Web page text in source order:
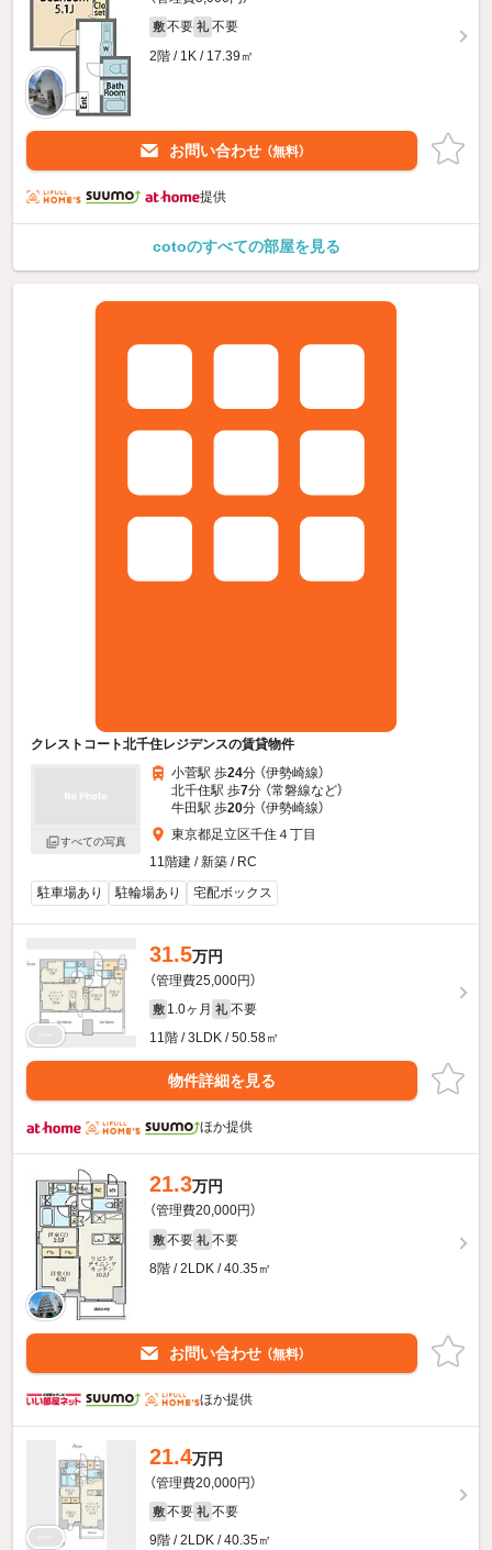
敷 不要 礼 不要
2階 / 1K / 17.39㎡
お問い合わせ （無料）
提供
cotoのすべての部屋を見る
クレストコート北千住レジデンスの賃貸物件
すべての写真
小菅駅 歩24分 （伊勢崎線）
北千住駅 歩7分 （常磐線など）
牛田駅 歩20分 （伊勢崎線）
東京都足立区千住４丁目
11階建 / 新築 / RC
駐車場あり
駐輪場あり 宅配ボックス
31.5万円
（管理費25,000円）
敷 1.0ヶ月 礼 不要
11階 / 3LDK / 50.58㎡
物件詳細を見る
ほか提供
21.3万円
（管理費20,000円）
敷 不要 礼 不要
8階 / 2LDK / 40.35㎡
お問い合わせ （無料）
ほか提供
21.4万円
（管理費20,000円）
敷 不要 礼 不要
9階 / 2LDK / 40.35㎡